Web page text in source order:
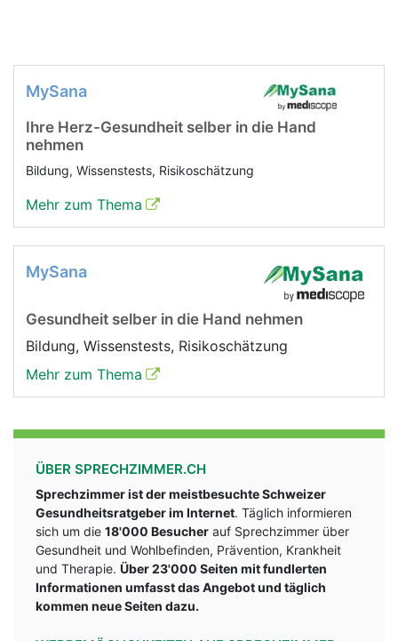
MySana
Ihre Herz-Gesundheit selber in die Hand
nehmen
Bildung, Wissenstests, Risikoschätzung
Mehr zum Thema
MySana
Gesundheit selber in die Hand nehmen
Bildung, Wissenstests, Risikoschätzung
Mehr zum Thema
ÜBER SPRECHZIMMER.CH
Sprechzimmer ist der meistbesuchte Schweizer
Gesundheitsratgeber im Internet. Täglich informieren
sich um die 18'000 Besucher auf Sprechzimmer über
Gesundheit und Wohlbefinden, Prävention, Krankheit
und Therapie. Über 23'000 Seiten mit fundlerten
Informationen umfasst das Angebot und täglich
kommen neue Seiten dazu.